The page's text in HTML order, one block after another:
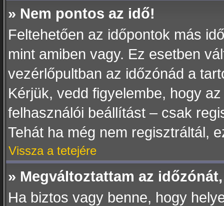
» Nem pontos az idő!
Feltehetően az időpontok más
mint amiben vagy. Ez esetben
vezérlőpultban az időzónád a
Kérjük, vedd figyelembe, hogy
felhasználói beállítást – csak
Tehát ha még nem regisztráltál,
Vissza a tetejére
» Megváltoztattam az
Ha biztos vagy benne, hogy